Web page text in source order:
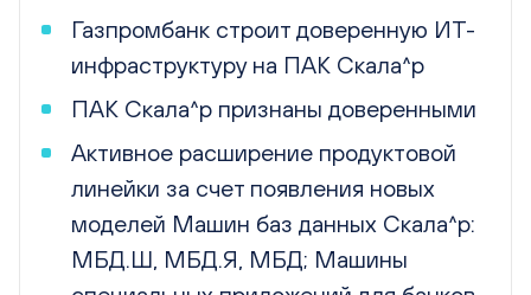
разработчиков»
Запуск Модульной платформы 2.0:
весь необходимый стек технологий и
эластичное масштабирование за счет
стандартизированных модулей или
Машин Скала^р